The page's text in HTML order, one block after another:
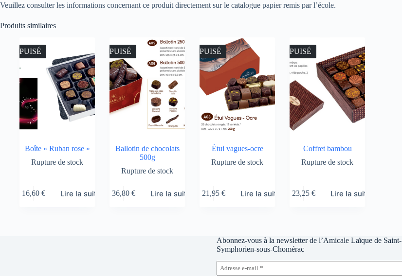
Veuillez consulter les informations concernant ce produit directement sur le catalogue papier remis par l’école.
Produits similaires
ÉPUISÉ
Boîte « Ruban rose »
Rupture de stock
16,60 € Lire la suite
ÉPUISÉ
Ballotin de chocolats
500g
Rupture de stock
36,80 € Lire la suite
ÉPUISÉ
Étui vagues-ocre
Rupture de stock
21,95 € Lire la suite
ÉPUISÉ
Coffret bambou
Rupture de stock
23,25 € Lire la suite
Abonnez-vous à la newsletter de l’Amicale Laïque de Saint-
Symphorien-sous-Chomérac